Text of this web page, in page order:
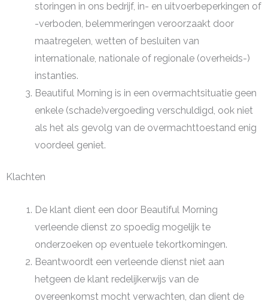
storingen in ons bedrijf, in- en uitvoerbeperkingen of
-verboden, belemmeringen veroorzaakt door
maatregelen, wetten of besluiten van
internationale, nationale of regionale (overheids-)
instanties.
Beautiful Morning is in een overmachtsituatie geen
enkele (schade)vergoeding verschuldigd, ook niet
als het als gevolg van de overmachttoestand enig
voordeel geniet.
Klachten
De klant dient een door Beautiful Morning
verleende dienst zo spoedig mogelijk te
onderzoeken op eventuele tekortkomingen.
Beantwoordt een verleende dienst niet aan
hetgeen de klant redelijkerwijs van de
overeenkomst mocht verwachten, dan dient de